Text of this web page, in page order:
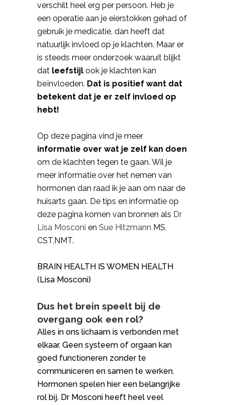
verschilt heel erg per persoon. Heb je
een operatie aan je eierstokken gehad of
gebruik je medicatie, dan heeft dat
natuurlijk invloed op je klachten. Maar er
is steeds meer onderzoek waaruit blijkt
dat leefstijl ook je klachten kan
beïnvloeden. Dat is positief want dat
betekent dat je er zelf invloed op
hebt!
Op deze pagina vind je meer
informatie over wat je zelf kan doen
om de klachten tegen te gaan. Wil je
meer informatie over het nemen van
hormonen dan raad ik je aan om naar de
huisarts gaan. De tips en informatie op
deze pagina komen van bronnen als Dr
Lisa Mosconi en Sue Hitzmann MS,
CST,NMT.
BRAIN HEALTH IS WOMEN HEALTH
(Lisa Mosconi)
Dus het brein speelt bij de
overgang ook een rol?
Alles in ons lichaam is verbonden met
elkaar. Geen systeem of orgaan kan
goed functioneren zonder te
communiceren en samen te werken.
Hormonen spelen hier een belangrijke
rol bij. Dr Mosconi heeft heel veel